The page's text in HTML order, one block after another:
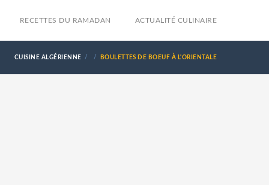
RECETTES DU RAMADAN ACTUALITÉ CULINAIRE
CUISINE ALGÉRIENNE BOULETTES DE BOEUF À L'ORIENTALE